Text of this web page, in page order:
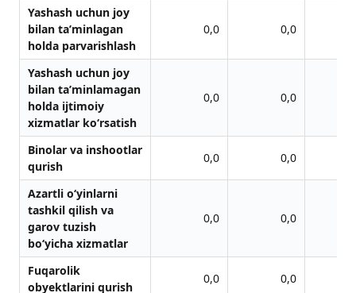
Yashash uchun joy
bilan ta’minlagan
holda parvarishlash
0,0 0,0
Yashash uchun joy
bilan ta’minlamagan
holda ijtimoiy
xizmatlar ko‘rsatish
0,0 0,0
Binolar va inshootlar
qurish
0,0 0,0
Azartli o‘yinlarni
tashkil qilish va
garov tuzish
bo‘yicha xizmatlar
0,0 0,0
Fuqarolik
obyektlarini qurish
0,0 0,0